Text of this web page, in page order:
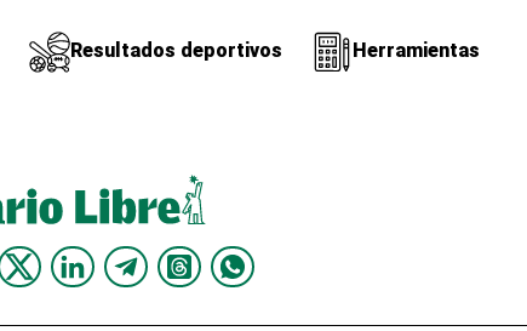
Resultados deportivos Herramientas